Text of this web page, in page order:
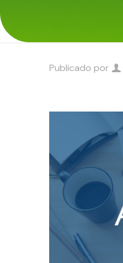
Publicado por